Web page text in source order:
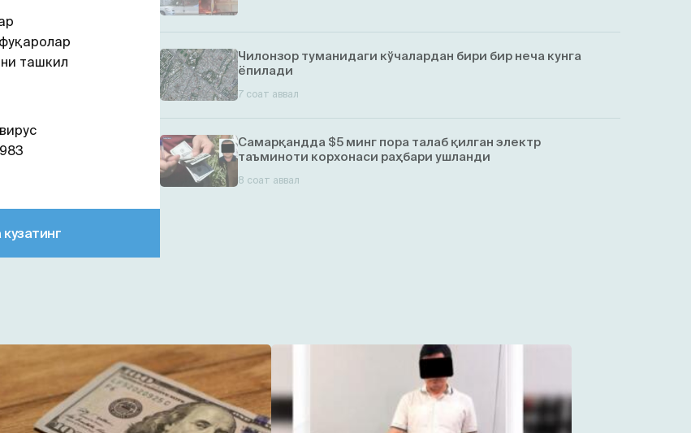
ташкил
Чилонзор туманидаги кўчалардан бири бир неча кунга
ёпилади
7 соат аввал
Самарқандда $5 минг пора талаб қилган электр
таъминоти корхонаси раҳбари ушланди
8 соат аввал